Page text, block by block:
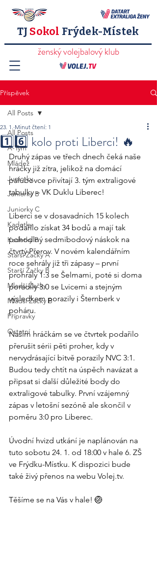
TJ Sokol Frýdek-Místek
ženský volejbalový klub
Příspěvek
All Posts
A-Tým
Mládež
Juniorky
Juniorky B
Juniorky C
Kadetky
Kadetky B
Starší Žačky A
Starší Žačky B
Mladší Žačky
Mladší Žačky B
Přípravky
Ostatní
All Posts
1️⃣6️⃣ kolo proti Liberci! 🔥
23. 1. Minut čtení: 1
Druhý zápas ve třech dnech čeká naše
hráčky již zítra, jelikož na domácí
palubovce přivítají 3. tým extraligové
tabulky – VK Duklu Liberec!
Liberci se v dosavadních 15 kolech
podařilo získat 34 bodů a mají tak
pohodlný sedmibodový náskok na
čtvrtý Přerov. V novém kalendářním
roce sehrály již tři zápasy – první
prohrály 1:3 se Šelmami, poté si doma
poradily 3:0 se Lvicemi a stejným
výsledkem porazily i Šternberk v
poháru.
Našim hráčkám se ve čtvrtek podařilo
přerušit sérii pěti proher, kdy v
nervydrásající bitvě porazily NVC 3:1.
Budou tedy chtít na úspěch navázat a
připsat si další důležité body do
extraligové tabulky. První vzájemný
zápas v letošní sezóně ale skončil v
poměru 3:0 pro Liberec.
Úvodní hvizd utkání je naplánován na
tuto sobotu 24. 1. od 18:00 v hale 6. ZŠ
ve Frýdku-Místku. K dispozici bude
také živý přenos na webu Volej.tv.
Těšíme se na Vás v hale! 🏐